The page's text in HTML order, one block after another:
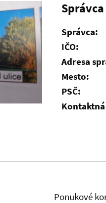
Správca:
IČO:
Adresa
Mesto:
PSČ:
Ponukové